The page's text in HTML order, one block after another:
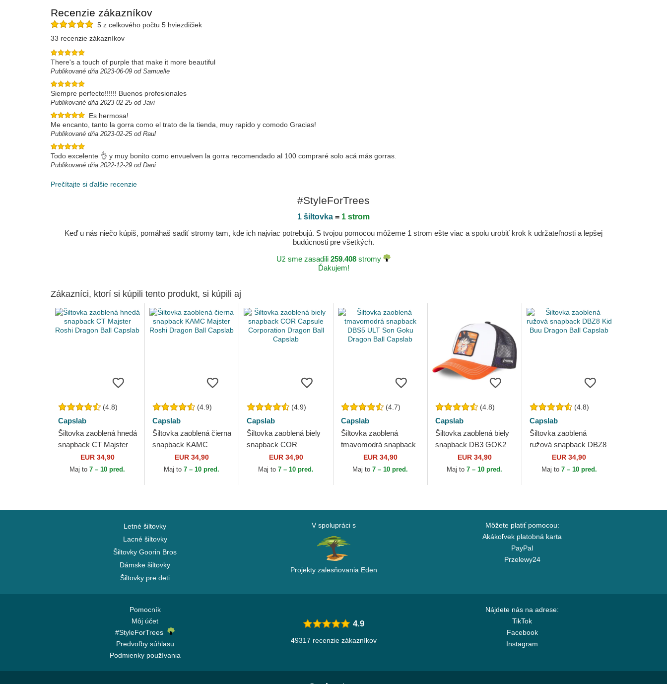
Recenzie zákazníkov
5 z celkového počtu 5 hviezdičiek
33 recenzie zákazníkov
There's a touch of purple that make it more beautiful
Publikované dňa 2023-06-09 od Samuelle
Siempre perfecto!!!!!! Buenos profesionales
Publikované dňa 2023-02-25 od Javi
Es hermosa!
Me encanto, tanto la gorra como el trato de la tienda, muy rapido y comodo Gracias!
Publikované dňa 2023-02-25 od Raul
Todo excelente 👌 y muy bonito como envuelven la gorra recomendado al 100 compraré solo acá más gorras.
Publikované dňa 2022-12-29 od Dani
Prečítajte si ďalšie recenzie
#StyleForTrees
1 šiltovka = 1 strom
Keď u nás niečo kúpiš, pomáhaš sadiť stromy tam, kde ich najviac potrebujú. S tvojou pomocou môžeme 1 strom ešte viac a spolu urobiť krok k udržateľnosti a lepšej
budúcnosti pre všetkých.
Už sme zasadili 259.408 stromy
Ďakujem!
Zákazníci, ktorí si kúpili tento produkt, si kúpili aj
(4.8)
Capslab
Šiltovka zaoblená hnedá
snapback CT Majster
Roshi Dragon Ball
Capslab
EUR 34,90
Maj to7 – 10 pred.
(4.9)
Capslab
Šiltovka zaoblená čierna
snapback KAMC
Majster Roshi Dragon
Ball Capslab
EUR 34,90
Maj to7 – 10 pred.
(4.9)
Capslab
Šiltovka zaoblená biely
snapback COR
Capsule Corporation
Dragon Ball Capslab
EUR 34,90
Maj to7 – 10 pred.
(4.7)
Capslab
Šiltovka zaoblená
tmavomodrá snapback
DBS5 ULT Son Goku
Dragon Ball Capslab
EUR 34,90
Maj to7 – 10 pred.
(4.8)
Capslab
Šiltovka zaoblená biely
snapback DB3 GOK2
Son Goku Dragon Ball
Capslab
EUR 34,90
Maj to7 – 10 pred.
(4.8)
Capslab
Šiltovka zaoblená
ružová snapback DBZ8
Kid Buu Dragon Ball
Capslab
EUR 34,90
Maj to 7 – 10 pred.
Letné šiltovky
Lacné šiltovky
Šiltovky Goorin Bros
Dámske šiltovky
Šiltovky pre deti
V spolupráci s
Projekty zalesňovania Eden
Môžete platiť pomocou:
Akákoľvek platobná karta
PayPal
Przelewy24
Pomocník
Môj účet
#StyleForTrees
Predvoľby súhlasu
Podmienky používania
Nájdete nás na adrese:
TikTok
Facebook
Instagram
4.9
49317 recenzie zákazníkov